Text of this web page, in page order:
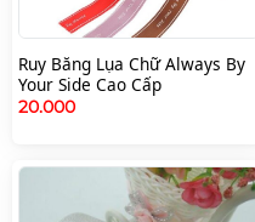
Ruy Băng Lụa Chữ Always By
Your Side Cao Cấp
20.000